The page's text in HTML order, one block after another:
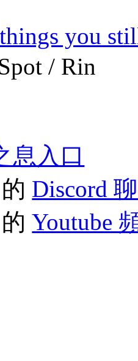
you
/ Rin
息入口
Discord
的Youtube